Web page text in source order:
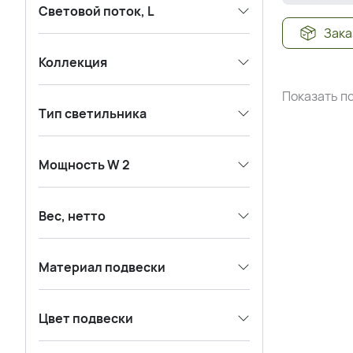
Световой поток, L
Коллекция
Тип светильника
Мощность W 2
Вес, нетто
Материал подвески
Цвет подвески
Показать